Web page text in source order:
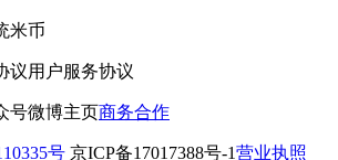
米币
议用户服务协议
号微博主页商务合作
号 京ICP备17017388号-1营业执照